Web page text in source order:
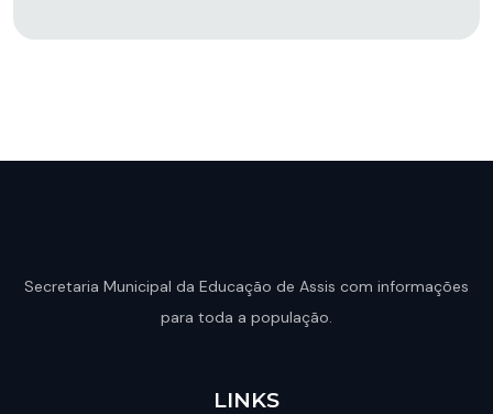
Secretaria Municipal da Educação de Assis com informações
para toda a população.
LINKS